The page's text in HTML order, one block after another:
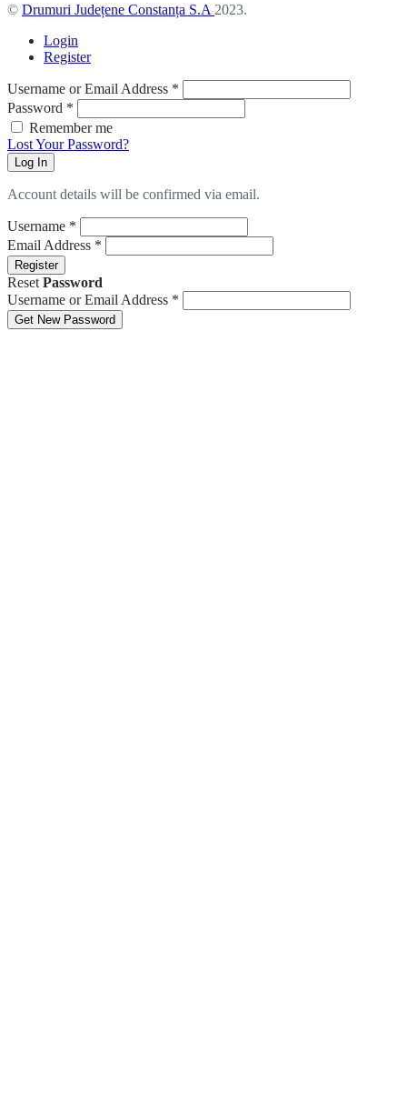
© Drumuri Județene Constanța S.A 2023.
Login
Register
Username or Email Address *
Password *
Remember me
Lost Your Password?
Log In
Account details will be confirmed via email.
Username *
Email Address *
Register
Reset Password
Username or Email Address *
Get New Password